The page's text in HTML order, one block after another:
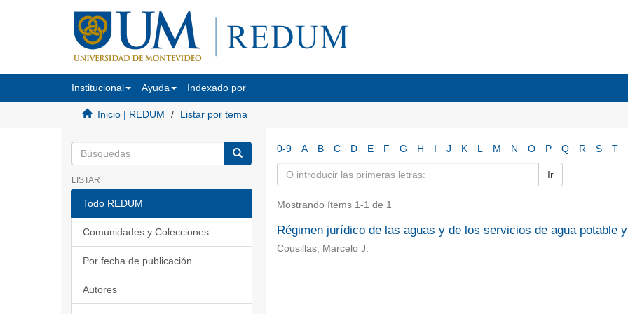
Institucional Ayuda Indexado por
Inicio | REDUM Listar por tema
LISTAR
Todo REDUM
Comunidades y Colecciones
Por fecha de publicación
Autores
0-9 A B C D E F G H I J K L M N O P Q R S T
Ir
Mostrando ítems 1-1 de 1
Régimen jurídico de las aguas y de los servicios de agua potable
Cousillas, Marcelo J.